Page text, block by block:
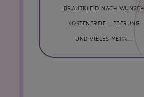
BRAUTKLEID NACH WUNSCH
KOSTENFREIE LIEFERUNG
UND VIELES MEHR...